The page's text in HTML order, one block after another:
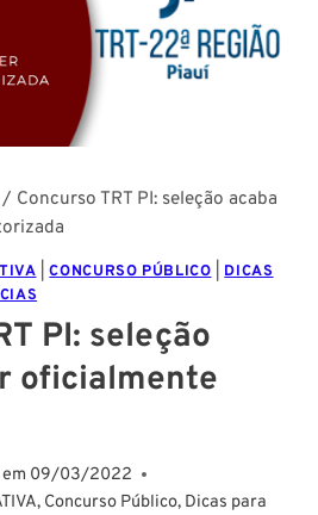
/ Concurso TRT PI: seleção acaba
|CONCURSO PÚBLICO|DICAS
PI: seleção
oficialmente
09/03/2022
, Concurso Público, Dicas para